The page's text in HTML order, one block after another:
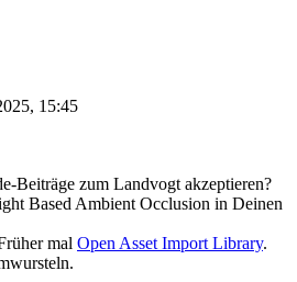
15:45
Beiträge zum Landvogt akzeptieren?
Based Ambient Occlusion in Deinen
mal Open Asset Import Library.